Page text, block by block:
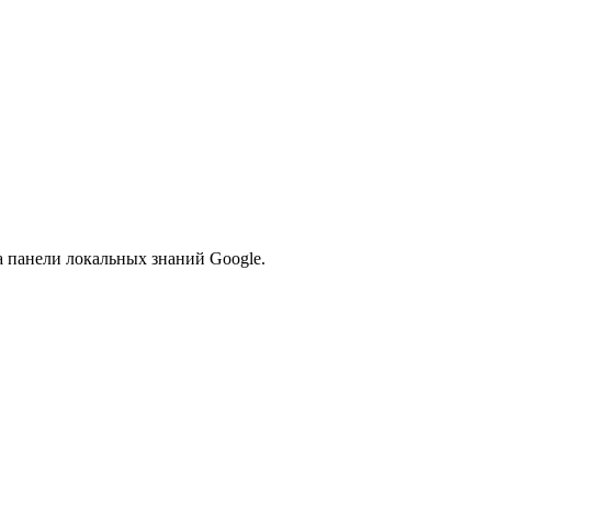
локальных знаний Google.